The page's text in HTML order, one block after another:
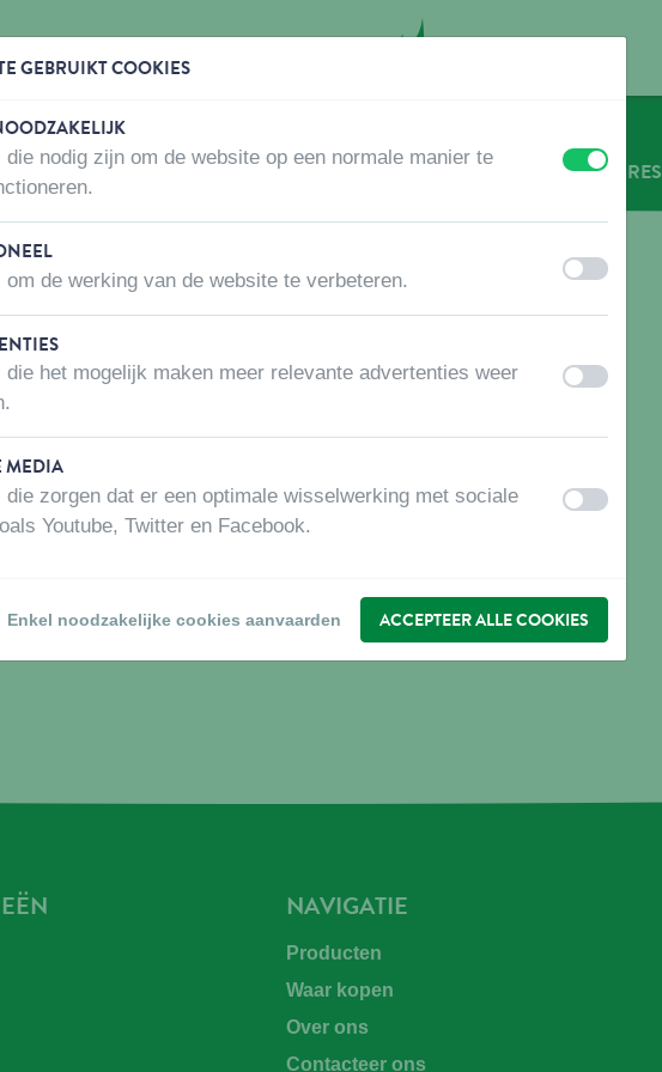
WAAR KOPEN OVER ONS CONTACTEER ONS VACATURES
producten!
aanbevolen winkel(s) om er zeker van te
niet het geval zijn, aarzel dan niet om
NAVIGATIE
Producten
Waar kopen
Over ons
Contacteer ons
GEBRUIKT COOKIES
die nodig zijn om de website op een normale manier te
uitaan
om de werking van de website te verbeteren. uit aan
die het mogelijk maken meer relevante advertenties weer
uitaan
MEDIA
die zorgen dat er een optimale wisselwerking met sociale
Youtube, Twitter en Facebook.
uit aan
Enkel noodzakelijke cookies aanvaarden ACCEPTEER ALLE COOKIES